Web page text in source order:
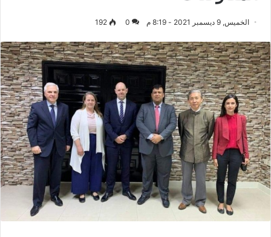
الخميس, 9 ديسمبر 2021 - 8:19 م 0
192